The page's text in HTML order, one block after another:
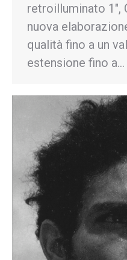
retroilluminato 1″,
nuova
qualità fino a un
estensione fino a…